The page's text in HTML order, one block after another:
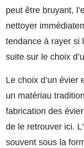
peut être bruyant,
nettoyer
tendance à rayer si
suite sur le choix
Le choix d’un évier
un matériau
fabrication des
de le retrouver ici.
souvent sous la